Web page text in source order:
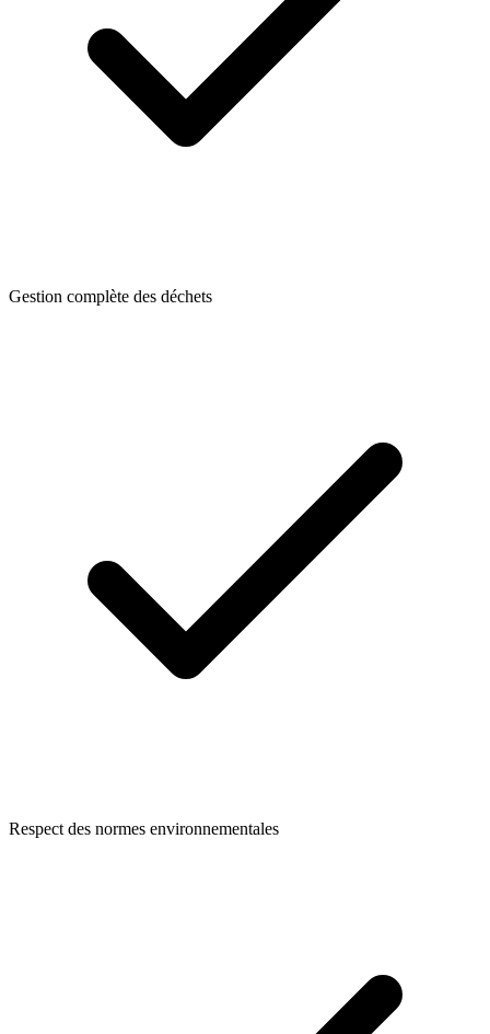
Gestion complète des déchets
Respect des normes environnementales